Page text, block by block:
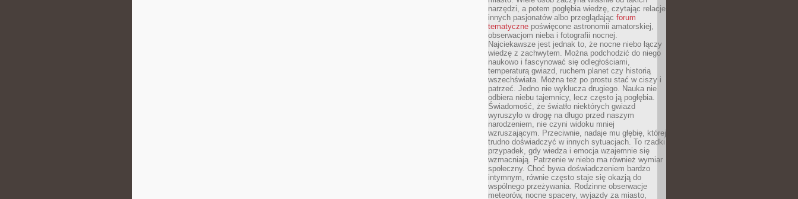
narzędzi, a potem pogłębia wiedzę, czytając relacje
innych pasjonatów albo przeglądając forum
tematyczne poświęcone astronomii amatorskiej,
obserwacjom nieba i fotografii nocnej.
Najciekawsze jest jednak to, że nocne niebo łączy
wiedzę z zachwytem. Można podchodzić do niego
naukowo i fascynować się odległościami,
temperaturą gwiazd, ruchem planet czy historią
wszechświata. Można też po prostu stać w ciszy i
patrzeć. Jedno nie wyklucza drugiego. Nauka nie
odbiera niebu tajemnicy, lecz często ją pogłębia.
Świadomość, że światło niektórych gwiazd
wyruszyło w drogę na długo przed naszym
narodzeniem, nie czyni widoku mniej
wzruszającym. Przeciwnie, nadaje mu głębię, której
trudno doświadczyć w innych sytuacjach. To rzadki
przypadek, gdy wiedza i emocja wzajemnie się
wzmacniają. Patrzenie w niebo ma również wymiar
społeczny. Choć bywa doświadczeniem bardzo
intymnym, równie często staje się okazją do
wspólnego przeżywania. Rodzinne obserwacje
meteorów, nocne spacery, wyjazdy za miasto,